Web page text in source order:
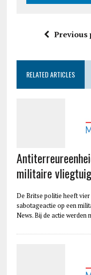
Previous
RELATED ARTICLES
militaire
De Britse politie heeft
sabotageactie op een
News. Bij de actie werden